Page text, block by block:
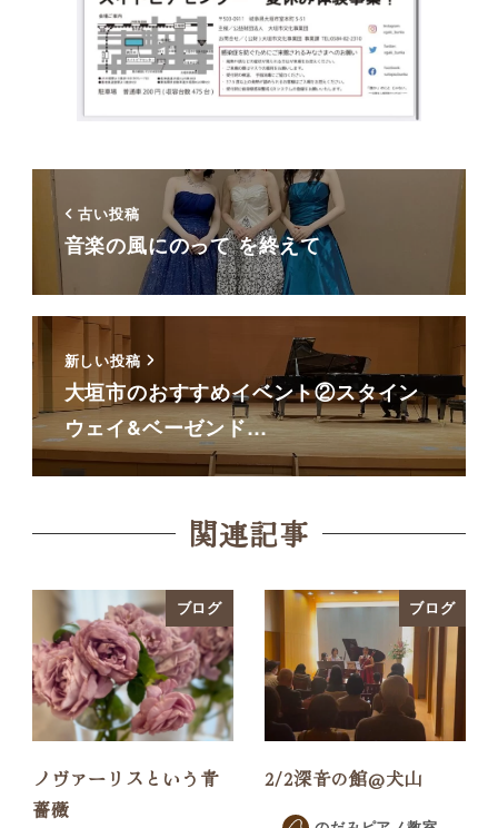
古い投稿
音楽の風にのって を終えて
新しい投稿
大垣市のおすすめイベント②スタイン
ウェイ&ベーゼンド…
関連記事
ブログ
ノヴァーリスという青
薔薇
ブログ
2/2深音の館@犬山